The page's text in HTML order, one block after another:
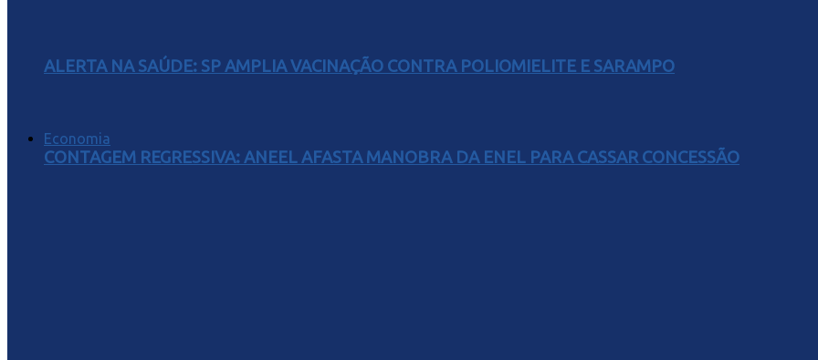
ALERTA NA SAÚDE: SP AMPLIA VACINAÇÃO CONTRA POLIOMIELITE E SARAMPO
Economia
CONTAGEM REGRESSIVA: ANEEL AFASTA MANOBRA DA ENEL PARA CASSAR CONCESSÃO